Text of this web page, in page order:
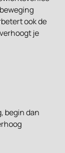
ook de
je
begin dan